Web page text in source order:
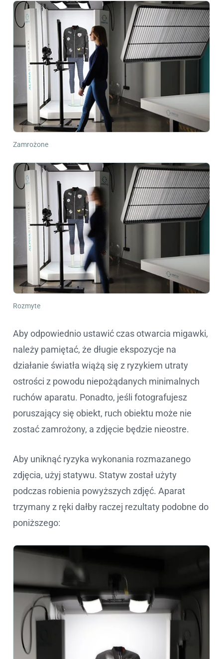
Zamrożone
Rozmyte
Aby odpowiednio ustawić czas otwarcia migawki,
należy pamiętać, że długie ekspozycje na
działanie światła wiążą się z ryzykiem utraty
ostrości z powodu niepożądanych minimalnych
ruchów aparatu. Ponadto, jeśli fotografujesz
poruszający się obiekt, ruch obiektu może nie
zostać zamrożony, a zdjęcie będzie nieostre.
Aby uniknąć ryzyka wykonania rozmazanego
zdjęcia, użyj statywu. Statyw został użyty
podczas robienia powyższych zdjęć. Aparat
trzymany z ręki dałby raczej rezultaty podobne do
poniższego: